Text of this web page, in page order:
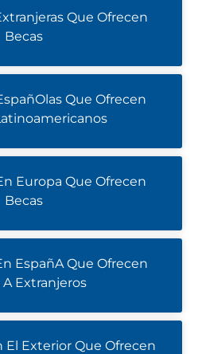
Que Ofrecen
Becas
Que Ofrecen
Europa Que Ofrecen
Becas
EspañA Que Ofrecen
A Extranjeros
El Exterior Que Ofrecen